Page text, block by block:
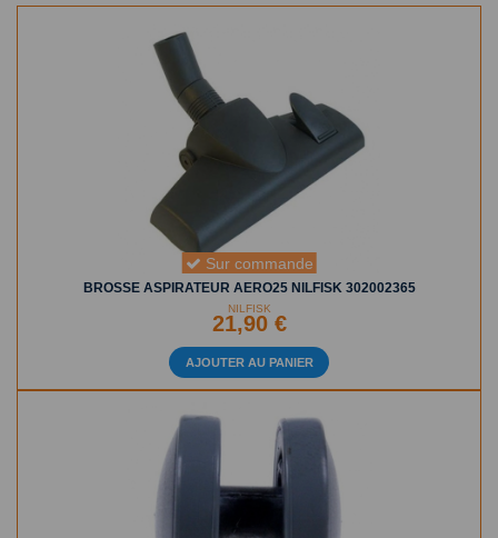
Sur commande
BROSSE ASPIRATEUR AERO25 NILFISK 302002365
NILFISK
21,90 €
AJOUTER AU PANIER